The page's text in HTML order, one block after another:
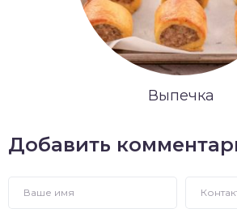
Выпечка
Добавить